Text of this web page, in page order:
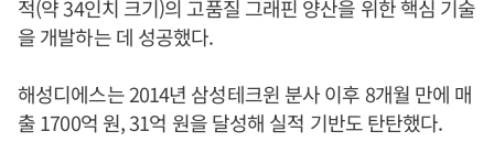
적(약 34인치 크기)의 고품질 그래핀 양산을 위한 핵심 기술
을 개발하는 데 성공했다.
해성디에스는 2014년 삼성테크윈 분사 이후 8개월 만에 매
출 1700억 원, 31억 원을 달성해 실적 기반도 탄탄했다.